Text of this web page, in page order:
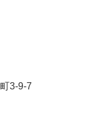
3-9-7